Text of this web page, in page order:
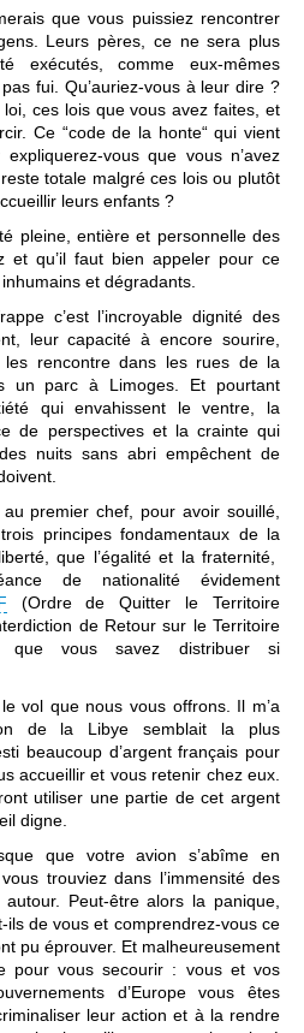
que vous puissiez rencontrer
Leurs pères, ce ne sera plus
exécutés, comme eux-mêmes
pas fui. Qu’auriez-vous à leur dire ?
loi, ces lois que vous avez faites, et
Ce “code de la honte“ qui vient
vous que vous n’avez
totale malgré ces lois ou plutôt
leurs enfants ?
pleine, entière et personnelle des
et qu’il faut bien appeler pour ce
et dégradants.
c’est l’incroyable dignité des
leur capacité à encore sourire,
les rencontre dans les rues de la
un parc à Limoges. Et pourtant
qui envahissent le ventre, la
de perspectives et la crainte qui
nuits sans abri empêchent de
premier chef, pour avoir souillé,
principes fondamentaux de la
que l’égalité et la fraternité,
de nationalité évidement
(Ordre de Quitter le Territoire
de Retour sur le Territoire
que vous savez distribuer si
vol que nous vous offrons. Il m’a
de la Libye semblait la plus
beaucoup d’argent français pour
accueillir et vous retenir chez eux.
utiliser une partie de cet argent
digne.
que votre avion s’abîme en
trouviez dans l’immensité des
Peut-être alors la panique,
ils de vous et comprendrez-vous ce
pu éprouver. Et malheureusement
pour vous secourir : vous et vos
d’Europe vous êtes
leur action et à la rendre